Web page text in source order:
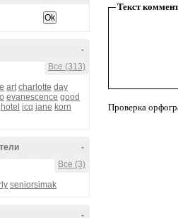
-
Все (313)
art charlotte day
evanescence good
hotel icq jane korn
-
Все (3)
seniorsimak
-
Текст
Проверка